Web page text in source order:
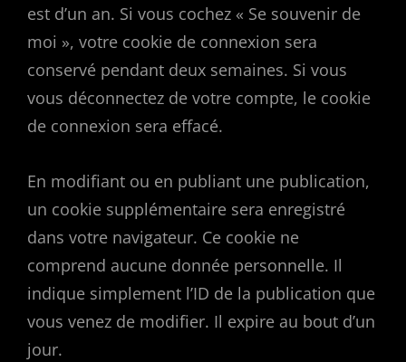
est d’un an. Si vous cochez « Se souvenir de
moi », votre cookie de connexion sera
conservé pendant deux semaines. Si vous
vous déconnectez de votre compte, le cookie
de connexion sera effacé.
En modifiant ou en publiant une publication,
un cookie supplémentaire sera enregistré
dans votre navigateur. Ce cookie ne
comprend aucune donnée personnelle. Il
indique simplement l’ID de la publication que
vous venez de modifier. Il expire au bout d’un
jour.